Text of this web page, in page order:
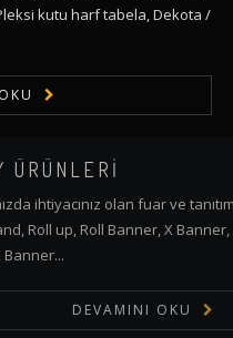
kutu harf tabela, Dekota /
ve tanıtım display ürünleri;
X Banner, Light Box, Fasülye